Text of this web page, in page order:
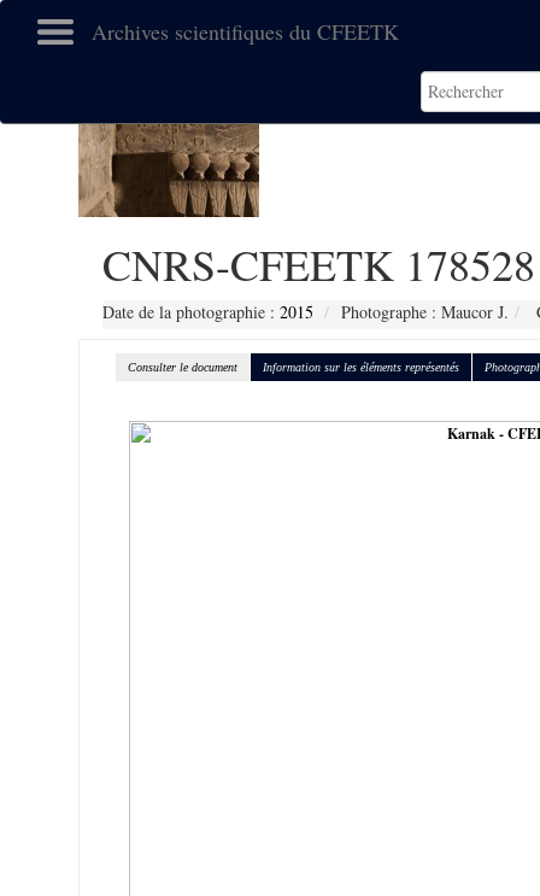
Archives scientifiques du CFEETK
CNRS-CFEETK 178528
Date de la photographie : 2015 Photographe : Maucor J.
Consulter le document Information sur les éléments représentés